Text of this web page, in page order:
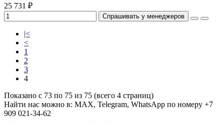
25 731 ₽
Спрашивать у менеджеров
|<
<
1
2
3
4
Показано с 73 по 75 из 75 (всего 4 страниц)
Найти нас можно в: MAX, Telegram, WhatsApp по номеру +7
909 021-34-62